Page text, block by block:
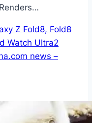
Z Fold8, Fold8
Watch Ultra2
news –